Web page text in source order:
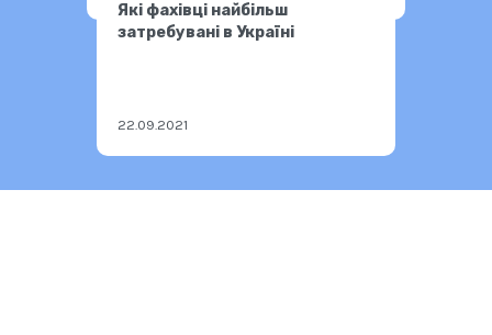
Які фахівці найбільш
затребувані в Україні
22.09.2021